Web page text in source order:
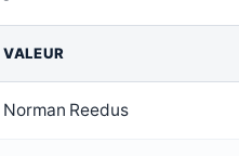
VALEUR
Norman Reedus